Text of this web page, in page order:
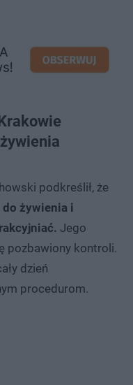
podkreślił, że
do żywienia i
Jego
pozbawiony kontroli.
dzień
procedurom.